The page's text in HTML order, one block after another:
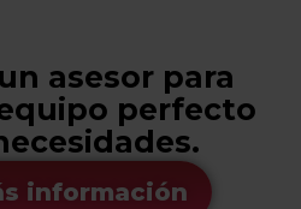
asesor para
perfecto
información